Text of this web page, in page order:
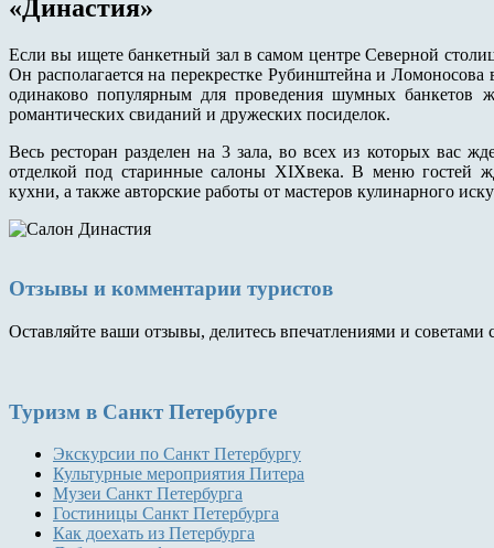
«Династия»
Если вы ищете банкетный зал в самом центре Северной
Он располагается на перекрестке Рубинштейна и Ломоносова
одинаково популярным для проведения шумных банкетов
романтических свиданий и дружеских посиделок.
Весь ресторан разделен на 3 зала, во всех из которых вас
отделкой под старинные салоны XIXвека. В меню гостей
кухни, а также авторские работы от мастеров кулинарного
Отзывы и комментарии туристов
Оставляйте ваши отзывы, делитесь впечатлениями и советами
Туризм в Санкт Петербурге
Экскурсии по Санкт Петербургу
Культурные мероприятия Питера
Музеи Санкт Петербурга
Гостиницы Санкт Петербурга
Как доехать из Петербурга